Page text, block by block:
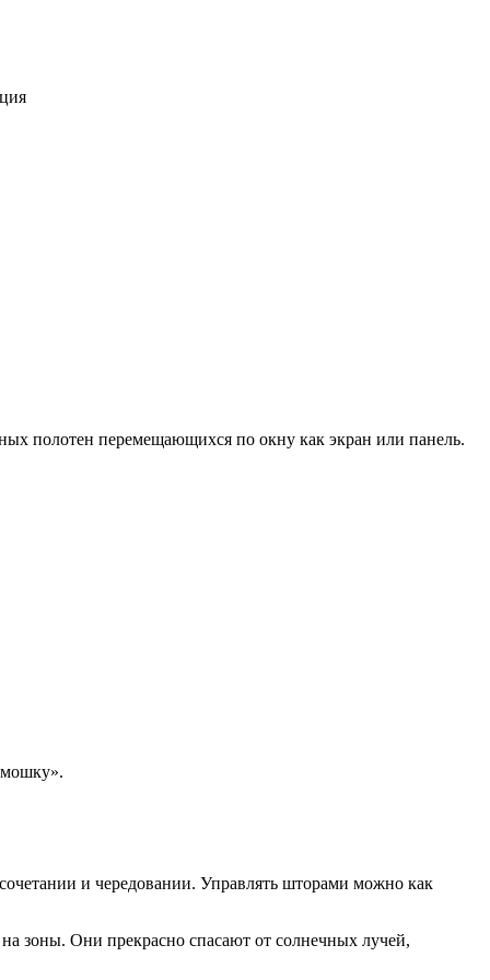
полотен перемещающихся по окну как экран или панель.
и чередовании. Управлять шторами можно как
зоны. Они прекрасно спасают от солнечных лучей,